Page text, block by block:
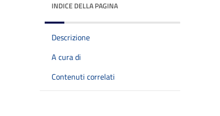
INDICE DELLA PAGINA
Descrizione
A cura di
Contenuti correlati